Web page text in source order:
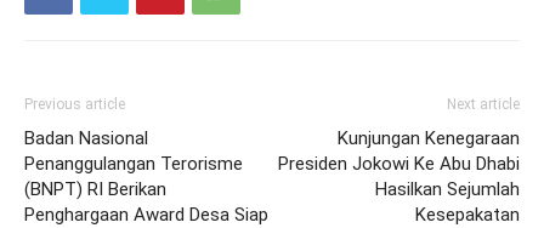
Previous article
Badan Nasional
Penanggulangan Terorisme
(BNPT) RI Berikan
Penghargaan Award Desa Siap
Next article
Kunjungan Kenegaraan
Presiden Jokowi Ke Abu Dhabi
Hasilkan Sejumlah
Kesepakatan